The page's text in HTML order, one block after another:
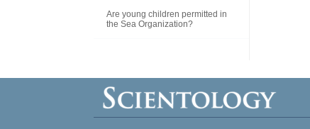
Are young children permitted in
the Sea Organization?